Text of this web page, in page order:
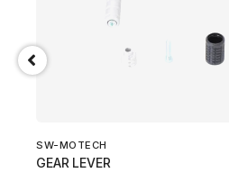
SW-MOTECH
GEAR LEVER